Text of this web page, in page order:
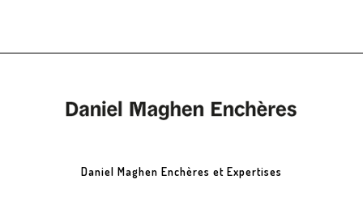
Daniel Maghen Enchères et Expertises